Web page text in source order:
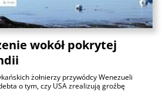
wokół pokrytej
żołnierzy przywódcy Wenezueli
o tym, czy USA zrealizują groźbę